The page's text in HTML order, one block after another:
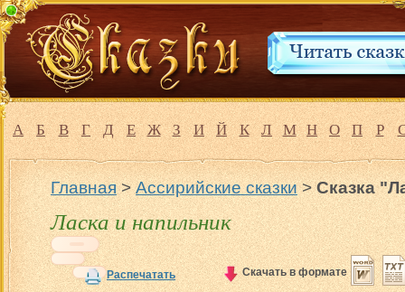
А Б В Г Д Е Ж З И Й К Л М Н О П Р
Главная>Ассирийские сказки>Сказка
Ласка и напильник
Распечатать Скачать в формате